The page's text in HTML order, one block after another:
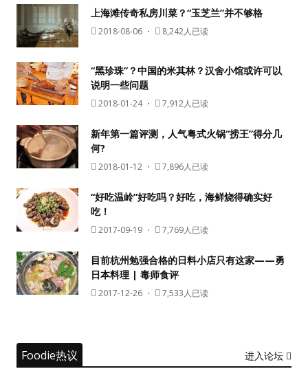
用户名或Email
密码
记住我的登录状态
没帐号？注册一个
上海滩传奇私房川菜？“玉芝兰”并不够格
2018-08-06 ・ 8,242人已读
“黑珍珠”？中国的米其林？汉舍小馆或许可以
说明一些问题
2018-01-24・ 7,912人已读
新年第一篇评测，人气粤式火锅“捞王”得分几
何?
2018-01-12 ・ 7,896人已读
“好吃温岭”好吃吗？好吃，海鲜烧得确实好
吃！
2017-09-19 ・ 7,769人已读
目前杭州勉强合格的日料小店只有这家——勇
日本料理 | 毒师食评
2017-12-26 ・ 7,533人已读
Foodie热议 进入论坛